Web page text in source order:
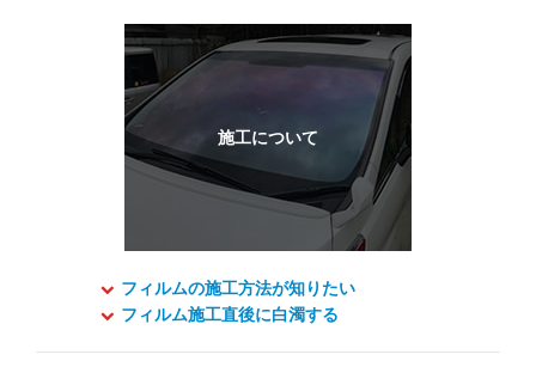
フィルムの施工方法が知りたい
フィルム施工直後に白濁する